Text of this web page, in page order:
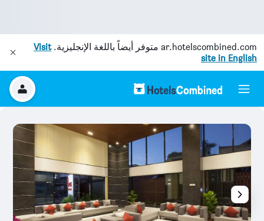
ar.hotelscombined.com متوفر أيضاً باللغة الإنجليزية.Visit
site in English